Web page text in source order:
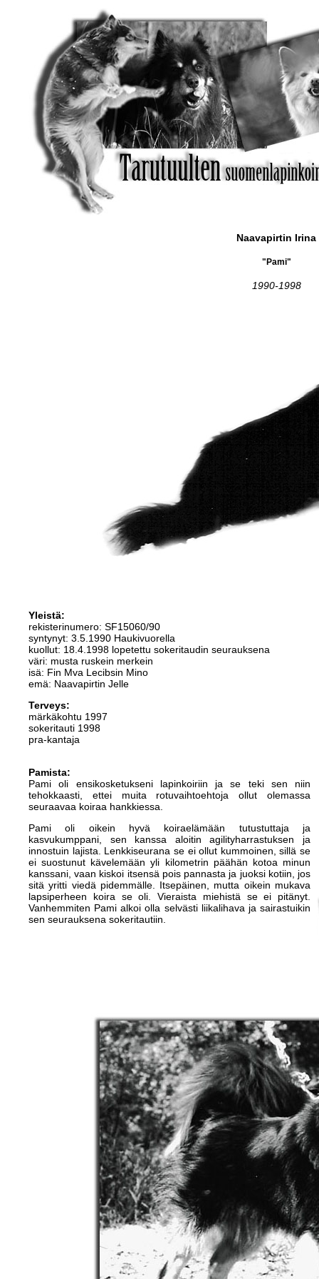
Naavapirtin Irina
"Pami"
1990-1998
Yleistä:
rekisterinumero: SF15060/90
syntynyt: 3.5.1990 Haukivuorella
kuollut: 18.4.1998 lopetettu sokeritaudin seurauksena
väri: musta ruskein merkein
isä: Fin Mva Lecibsin Mino
emä: Naavapirtin Jelle
Terveys:
märkäkohtu 1997
sokeritauti 1998
pra-kantaja
Pamista:
Pami oli ensikosketukseni lapinkoiriin ja se teki sen niin
tehokkaasti, ettei muita rotuvaihtoehtoja ollut olemassa
seuraavaa koiraa hankkiessa.
Pami oli oikein hyvä koiraelämään tutustuttaja ja
kasvukumppani, sen kanssa aloitin agilityharrastuksen ja
innostuin lajista. Lenkkiseurana se ei ollut kummoinen, sillä se
ei suostunut kävelemään yli kilometrin päähän kotoa minun
kanssani, vaan kiskoi itsensä pois pannasta ja juoksi kotiin, jos
sitä yritti viedä pidemmälle. Itsepäinen, mutta oikein mukava
lapsiperheen koira se oli. Vieraista miehistä se ei pitänyt.
Vanhemmiten Pami alkoi olla selvästi liikalihava ja sairastuikin
sen seurauksena sokeritautiin.